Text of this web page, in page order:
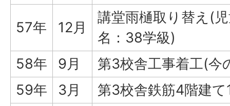
57年 12月
講堂雨樋取り替え(
名：38学級)
58年
9月
第3校舎工事着工(今
59年
3月
第3校舎鉄筋4階建て